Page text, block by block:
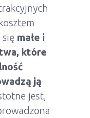
małe i
które
ją
jest,